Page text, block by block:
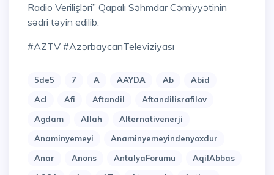
Radio Verilişləri” Qapalı Səhmdar Cəmiyyətinin
sədri təyin edilib.
#AZTV #AzərbaycanTeleviziyası
5de5 7 A AAYDA Ab
Abid
Acl
Afi Aftandil
Aftandilisrafilov
Agdam
Allah
Alternativenerji
Anaminyemeyi
Anaminyemeyindenyoxdur
Anar
Anons AntalyaForumu
AqilAbbas